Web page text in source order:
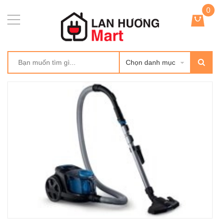
Chọn danh mục
0